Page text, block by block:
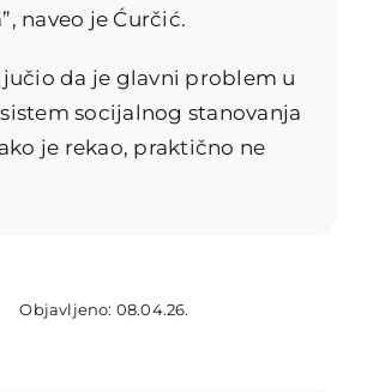
naveo je Ćurčić.
da je glavni problem u
socijalnog stanovanja
je rekao, praktično ne
Objavljeno: 08.04.26.